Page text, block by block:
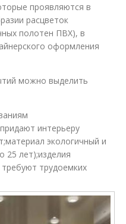
проявляются в
расцветок
полотен ПВХ), в
оформления
можно выделить
интерьеру
экологичный и
25 лет);изделия
трудоемких